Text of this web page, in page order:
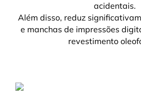
acidentais.
Além disso, reduz
e manchas de impressões
revestimento